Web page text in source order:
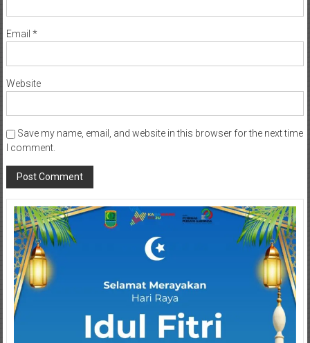
Email *
Website
Save my name, email, and website in this browser for the next time
I comment.